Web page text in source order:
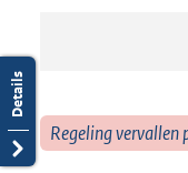
Regeling